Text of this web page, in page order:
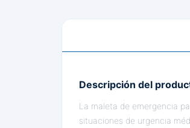
Descripción del
La maleta de emergencia
situaciones de urgencia